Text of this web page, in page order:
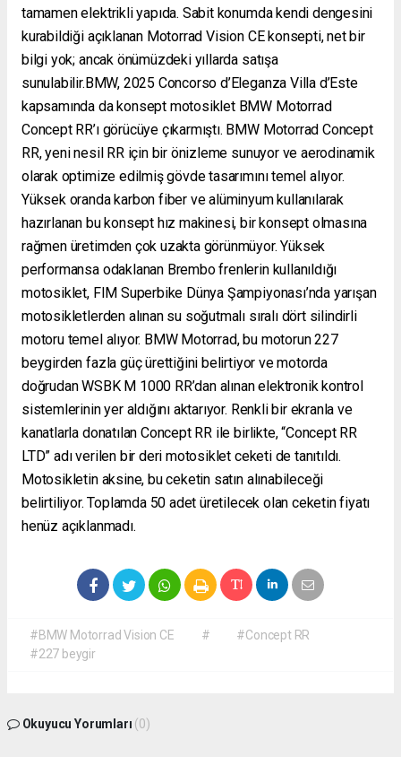
tamamen elektrikli yapıda. Sabit konumda kendi dengesini
kurabildiği açıklanan Motorrad Vision CE konsepti, net bir
bilgi yok; ancak önümüzdeki yıllarda satışa
sunulabilir.BMW, 2025 Concorso d’Eleganza Villa d’Este
kapsamında da konsept motosiklet BMW Motorrad
Concept RR’ı görücüye çıkarmıştı. BMW Motorrad Concept
RR, yeni nesil RR için bir önizleme sunuyor ve aerodinamik
olarak optimize edilmiş gövde tasarımını temel alıyor.
Yüksek oranda karbon fiber ve alüminyum kullanılarak
hazırlanan bu konsept hız makinesi, bir konsept olmasına
rağmen üretimden çok uzakta görünmüyor. Yüksek
performansa odaklanan Brembo frenlerin kullanıldığı
motosiklet, FIM Superbike Dünya Şampiyonası’nda yarışan
motosikletlerden alınan su soğutmalı sıralı dört silindirli
motoru temel alıyor. BMW Motorrad, bu motorun 227
beygirden fazla güç ürettiğini belirtiyor ve motorda
doğrudan WSBK M 1000 RR’dan alınan elektronik kontrol
sistemlerinin yer aldığını aktarıyor. Renkli bir ekranla ve
kanatlarla donatılan Concept RR ile birlikte, “Concept RR
LTD” adı verilen bir deri motosiklet ceketi de tanıtıldı.
Motosikletin aksine, bu ceketin satın alınabileceği
belirtiliyor. Toplamda 50 adet üretilecek olan ceketin fiyatı
henüz açıklanmadı.
#BMW Motorrad Vision CE #
#Concept RR
#227 beygir
Okuyucu Yorumları (0)